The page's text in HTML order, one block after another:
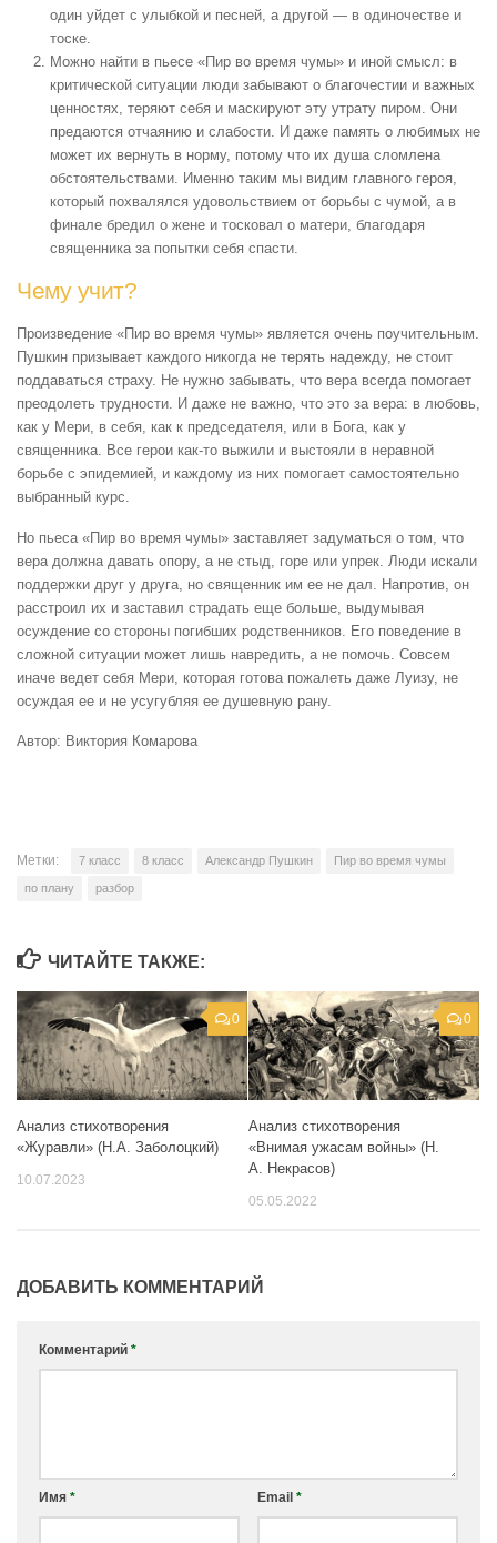
один уйдет с улыбкой и песней, а другой — в одиночестве и
тоске.
Можно найти в пьесе «Пир во время чумы» и иной смысл: в
критической ситуации люди забывают о благочестии и важных
ценностях, теряют себя и маскируют эту утрату пиром. Они
предаются отчаянию и слабости. И даже память о любимых не
может их вернуть в норму, потому что их душа сломлена
обстоятельствами. Именно таким мы видим главного героя,
который похвалялся удовольствием от борьбы с чумой, а в
финале бредил о жене и тосковал о матери, благодаря
священника за попытки себя спасти.
Чему учит?
Произведение «Пир во время чумы» является очень поучительным.
Пушкин призывает каждого никогда не терять надежду, не стоит
поддаваться страху. Не нужно забывать, что вера всегда помогает
преодолеть трудности. И даже не важно, что это за вера: в любовь,
как у Мери, в себя, как к председателя, или в Бога, как у
священника. Все герои как-то выжили и выстояли в неравной
борьбе с эпидемией, и каждому из них помогает самостоятельно
выбранный курс.
Но пьеса «Пир во время чумы» заставляет задуматься о том, что
вера должна давать опору, а не стыд, горе или упрек. Люди искали
поддержки друг у друга, но священник им ее не дал. Напротив, он
расстроил их и заставил страдать еще больше, выдумывая
осуждение со стороны погибших родственников. Его поведение в
сложной ситуации может лишь навредить, а не помочь. Совсем
иначе ведет себя Мери, которая готова пожалеть даже Луизу, не
осуждая ее и не усугубляя ее душевную рану.
Автор: Виктория Комарова
Метки: 7 класс 8 класс Александр Пушкин Пир во время чумы
по плану разбор
ЧИТАЙТЕ ТАКЖЕ:
0
Анализ стихотворения
«Журавли» (Н.А. Заболоцкий)
10.07.2023
0
Анализ стихотворения
«Внимая ужасам войны» (Н.
А. Некрасов)
05.05.2022
ДОБАВИТЬ КОММЕНТАРИЙ
Комментарий *
Имя * Email *